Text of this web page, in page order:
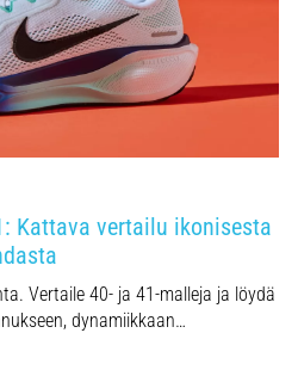
Kattava vertailu ikonisesta
Vertaile 40- ja 41-malleja ja löydä
dynamiikkaan…